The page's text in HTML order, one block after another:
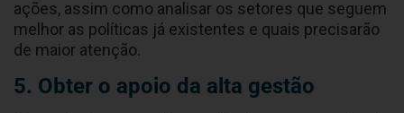
ações, assim como analisar os setores que seguem
melhor as políticas já existentes e quais precisarão
de maior atenção.
5. Obter o apoio da alta gestão